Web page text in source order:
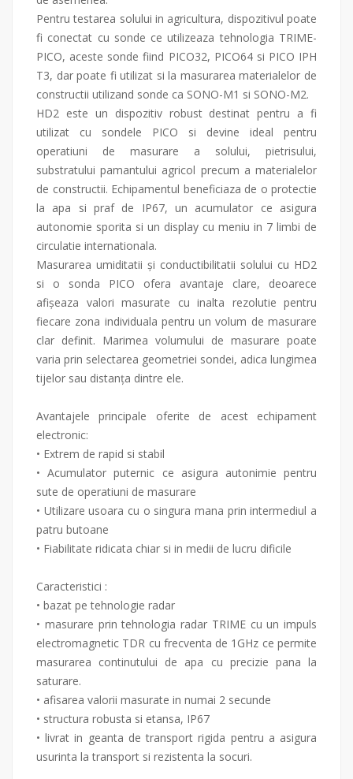
Pentru testarea solului in agricultura, dispozitivul poate
fi conectat cu sonde ce utilizeaza tehnologia TRIME-
PICO, aceste sonde fiind PICO32, PICO64 si PICO IPH
T3, dar poate fi utilizat si la masurarea materialelor de
constructii utilizand sonde ca SONO-M1 si SONO-M2.
HD2 este un dispozitiv robust destinat pentru a fi
utilizat cu sondele PICO si devine ideal pentru
operatiuni de masurare a solului, pietrisului,
substratului pamantului agricol precum a materialelor
de constructii. Echipamentul beneficiaza de o protectie
la apa si praf de IP67, un acumulator ce asigura
autonomie sporita si un display cu meniu in 7 limbi de
circulatie internationala.
Masurarea umiditatii și conductibilitatii solului cu HD2
si o sonda PICO ofera avantaje clare, deoarece
afișeaza valori masurate cu inalta rezolutie pentru
fiecare zona individuala pentru un volum de masurare
clar definit. Marimea volumului de masurare poate
varia prin selectarea geometriei sondei, adica lungimea
tijelor sau distanța dintre ele.
Avantajele principale oferite de acest echipament
electronic:
• Extrem de rapid si stabil
• Acumulator puternic ce asigura autonimie pentru
sute de operatiuni de masurare
• Utilizare usoara cu o singura mana prin intermediul a
patru butoane
• Fiabilitate ridicata chiar si in medii de lucru dificile
Caracteristici :
• bazat pe tehnologie radar
• masurare prin tehnologia radar TRIME cu un impuls
electromagnetic TDR cu frecventa de 1GHz ce permite
masurarea continutului de apa cu precizie pana la
saturare.
• afisarea valorii masurate in numai 2 secunde
• structura robusta si etansa, IP67
• livrat in geanta de transport rigida pentru a asigura
usurinta la transport si rezistenta la socuri.